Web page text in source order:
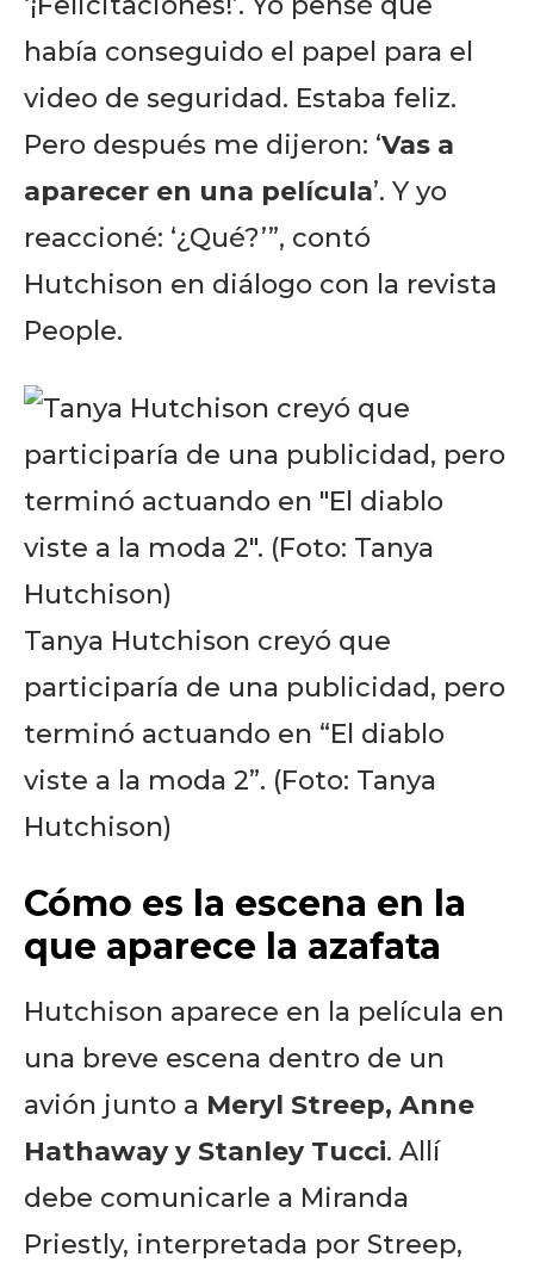
había conseguido el papel para el
video de seguridad. Estaba feliz.
Pero después me dijeron: ‘Vas a
aparecer en una película’. Y yo
reaccioné: ‘¿Qué?’”, contó
Hutchison en diálogo con la revista
People.
Tanya Hutchison creyó que
participaría de una publicidad, pero
terminó actuando en “El diablo
viste a la moda 2”. (Foto: Tanya
Hutchison)
Cómo es la escena en la
que aparece la azafata
Hutchison aparece en la película en
una breve escena dentro de un
avión junto a Meryl Streep, Anne
Hathaway y Stanley Tucci. Allí
debe comunicarle a Miranda
Priestly, interpretada por Streep,